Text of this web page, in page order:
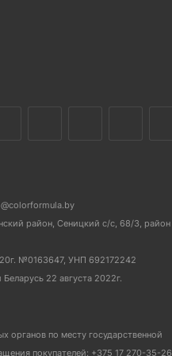
район, Сеницкий с/с, 68/3, район
№0163647, УНП 692172242
22 августа 2022г.
органов по месту государственной
покупателей: +375 17 270-35-26